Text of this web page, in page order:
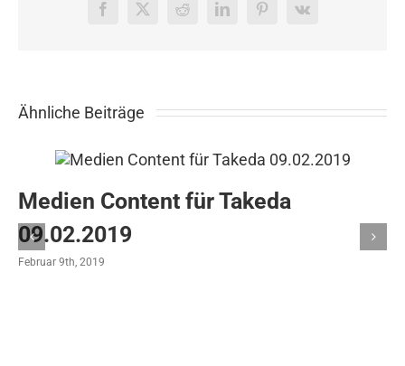
Facebook
X RedditLinkedInPinterest
Vk
Ähnliche Beiträge
Medien Content für Takeda
09.02.2019
Februar 9th, 2019